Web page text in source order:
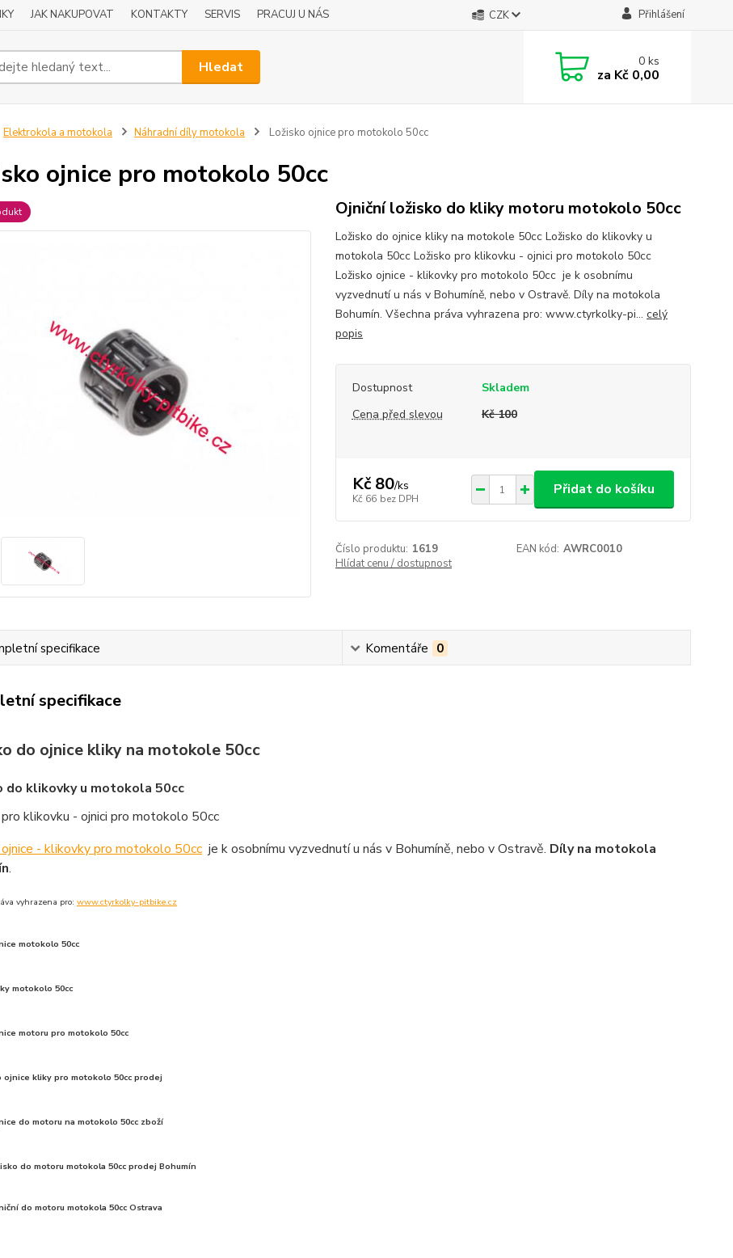
JAK NAKUPOVAT KONTAKTY SERVIS PRACUJ U NÁS CZK Přihlášení
Hledat 0ks
za Kč 0,00
Elektrokola a motokola Náhradní díly motokola Ložisko ojnice pro motokolo 50cc
ojnice pro motokolo 50cc
Ojniční ložisko do kliky motoru motokolo 50cc
Ložisko do ojnice kliky na motokole 50cc Ložisko do klikovky u
motokola 50cc Ložisko pro klikovku - ojnici pro motokolo 50cc
Ložisko ojnice - klikovky pro motokolo 50cc je k osobnímu
vyzvednutí u nás v Bohumíně, nebo v Ostravě. Díly na motokola
Bohumín. Všechna práva vyhrazena pro: www.ctyrkolky-pi... celý
popis
Dostupnost
Skladem
Cena před slevou
Kč 100
Kč 80/ks
Kč 66 bez DPH
Přidat do košíku
Číslo produktu: 1619 EAN kód: AWRC0010
Hlídat cenu / dostupnost
specifikace Komentáře 0
specifikace
do ojnice kliky na motokole 50cc
do klikovky u motokola 50cc
klikovku - ojnici pro motokolo 50cc
- klikovky pro motokolo 50ccje k osobnímu vyzvednutí u nás v Bohumíně, nebo v Ostravě. Díly na motokola
.
vyhrazena pro: www.ctyrkolky-pitbike.cz
motokolo 50cc
motokolo 50cc
motoru pro motokolo 50cc
ojnice kliky pro motokolo 50cc prodej
do motoru na motokolo 50cc zboží
do motoru motokola 50cc prodej Bohumín
do motoru motokola 50cc Ostrava